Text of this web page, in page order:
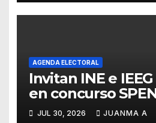
AGENDA ELECTORAL
Invitan INE e
en concurso
JUL 30, 2026 JUANMA A